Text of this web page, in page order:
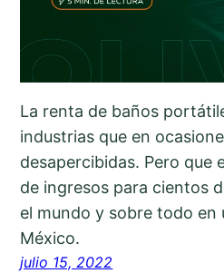
La renta de baños
industrias que en
desapercibidas. Pero que
de ingresos para cientos
el mundo y sobre todo en
México.
julio 15, 2022